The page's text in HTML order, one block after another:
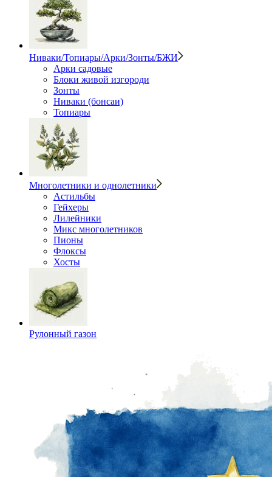
Ниваки/Топиары/Арки/Зонты/БЖИ
Арки садовые
Блоки живой изгороди
Зонты
Ниваки (бонсаи)
Топиары
Многолетники и однолетники
Астильбы
Гейхеры
Лилейники
Микс многолетников
Пионы
Флоксы
Хосты
Рулонный газон